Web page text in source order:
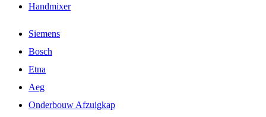
Handmixer
Siemens
Bosch
Etna
Aeg
Onderbouw Afzuigkap